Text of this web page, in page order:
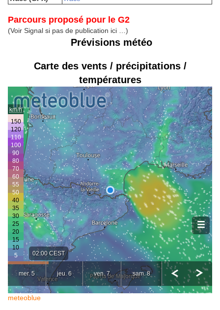
Parcours proposé pour le G2
(Voir Signal si pas de publication ici …)
Prévisions météo
Carte des vents / précipitations /
températures
meteoblue